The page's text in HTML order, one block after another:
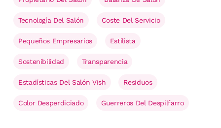
Tecnología Del Salón Coste Del Servicio
Pequeños Empresarios Estilista
Sostenibilidad Transparencia
Estadísticas Del Salón Vish Residuos
Color Desperdiciado Guerreros Del Despilfarro